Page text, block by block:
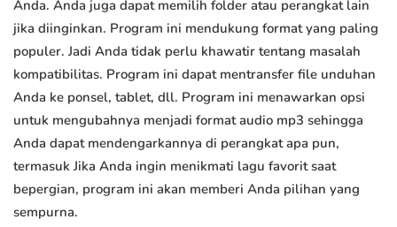
Anda. Anda juga dapat memilih folder atau perangkat lain
jika diinginkan. Program ini mendukung format yang paling
populer. Jadi Anda tidak perlu khawatir tentang masalah
kompatibilitas. Program ini dapat mentransfer file unduhan
Anda ke ponsel, tablet, dll. Program ini menawarkan opsi
untuk mengubahnya menjadi format audio mp3 sehingga
Anda dapat mendengarkannya di perangkat apa pun,
termasuk Jika Anda ingin menikmati lagu favorit saat
bepergian, program ini akan memberi Anda pilihan yang
sempurna.